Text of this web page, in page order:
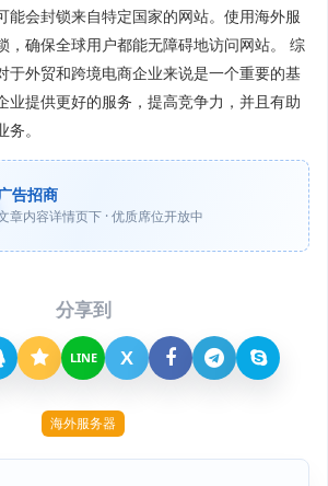
能会封锁来自特定国家的网站。使用海外服
，确保全球用户都能无障碍地访问网站。 综
于外贸和跨境电商企业来说是一个重要的基
业提供更好的服务，提高竞争力，并且有助
。
告招商
章内容详情页下 · 优质席位开放中
分享到
LINE X
海外服务器